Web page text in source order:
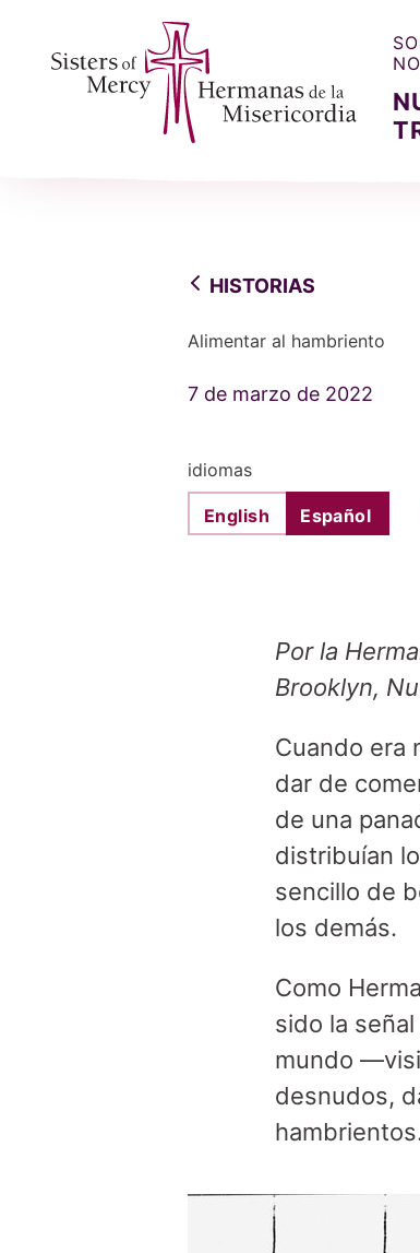
HISTORIAS
Alimentar al hambriento
7 de marzo de 2022
idiomas
English Español
Por la
Brooklyn,
Cuando era
dar de
de una
distribuían
sencillo de
los demás.
Como
sido la
mundo
desnudos,